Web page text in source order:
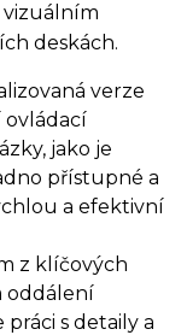
vizuálním
deskách.
verze
ovládací
jako je
přístupné a
a efektivní
z klíčových
oddálení
s detaily a